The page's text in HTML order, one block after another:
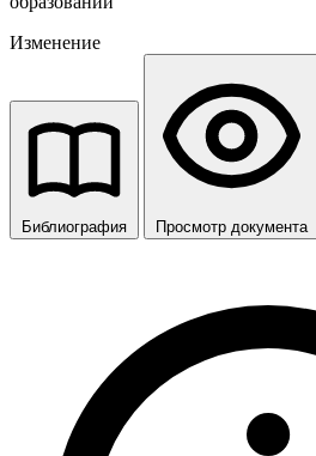
Изменение
Библиография Просмотр документа